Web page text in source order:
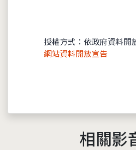
授權方式：依政府資料
網站資料開放宣告
相關影